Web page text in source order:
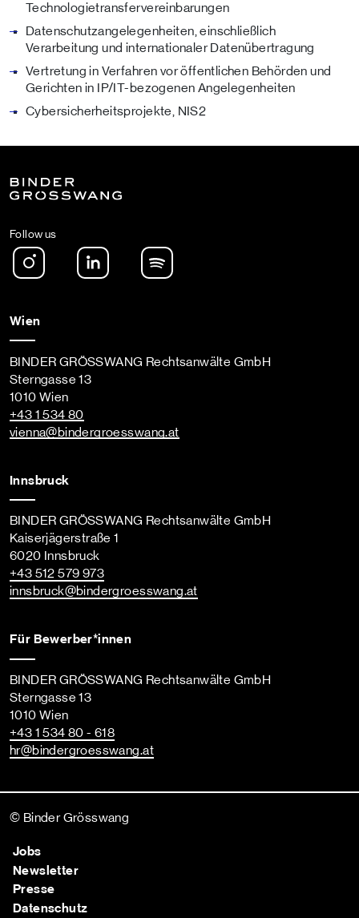
Technologietransfervereinbarungen
Datenschutzangelegenheiten, einschließlich
Verarbeitung und internationaler Datenübertragung
Vertretung in Verfahren vor öffentlichen Behörden und
Gerichten in IP/IT-bezogenen Angelegenheiten
Cybersicherheitsprojekte, NIS2
Follow us
Instagram LinkedIn
Wien
BINDER GRÖSSWANG Rechtsanwälte GmbH
Sterngasse 13
1010 Wien
+43 1 534 80
vienna@bindergroesswang.at
Innsbruck
BINDER GRÖSSWANG Rechtsanwälte GmbH
Kaiserjägerstraße 1
6020 Innsbruck
+43 512 579 973
innsbruck@bindergroesswang.at
Für Bewerber*innen
BINDER GRÖSSWANG Rechtsanwälte GmbH
Sterngasse 13
1010 Wien
+43 1 534 80 - 618
hr@bindergroesswang.at
© Binder Grösswang
Jobs
Newsletter
Presse
Datenschutz